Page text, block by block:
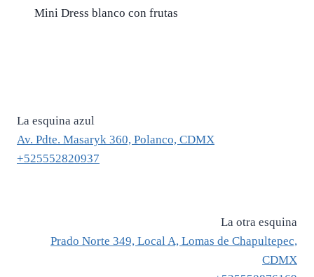
Mini Dress blanco con frutas
La esquina azul
Av. Pdte. Masaryk 360, Polanco, CDMX
+525552820937
La otra esquina
Prado Norte 349, Local A, Lomas de Chapultepec,
CDMX